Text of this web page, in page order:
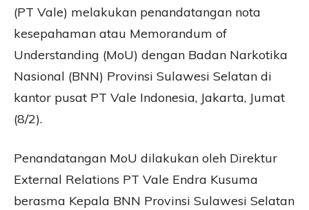
(PT Vale) melakukan penandatangan nota
kesepahaman atau Memorandum of
Understanding (MoU) dengan Badan Narkotika
Nasional (BNN) Provinsi Sulawesi Selatan di
kantor pusat PT Vale Indonesia, Jakarta, Jumat
(8/2).
Penandatangan MoU dilakukan oleh Direktur
External Relations PT Vale Endra Kusuma
berasma Kepala BNN Provinsi Sulawesi Selatan